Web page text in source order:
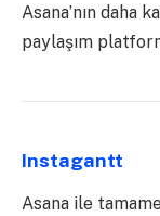
Asana’nın daha
paylaşım
Instagantt
Asana ile